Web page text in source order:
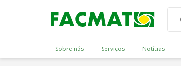
Sobre nós Serviços Notícias